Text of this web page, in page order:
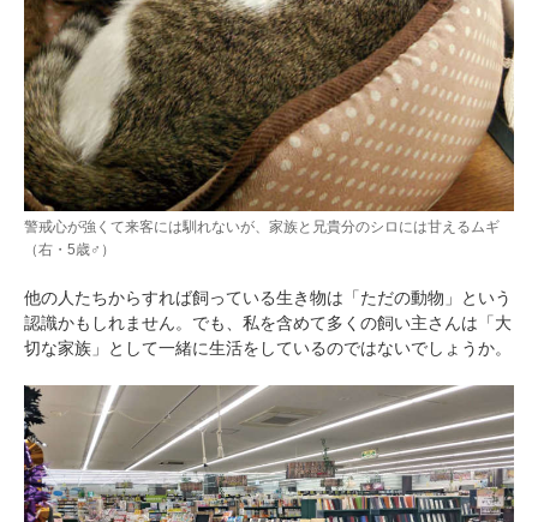
警戒心が強くて来客には馴れないが、家族と兄貴分のシロには甘えるムギ
（右・5歳♂）
他の人たちからすれば飼っている生き物は「ただの動物」という
認識かもしれません。でも、私を含めて多くの飼い主さんは「大
切な家族」として一緒に生活をしているのではないでしょうか。
pecodogs
いぬ部をフォロー
pecocats
ねこ部をフォロー
アプリをダウンロードする